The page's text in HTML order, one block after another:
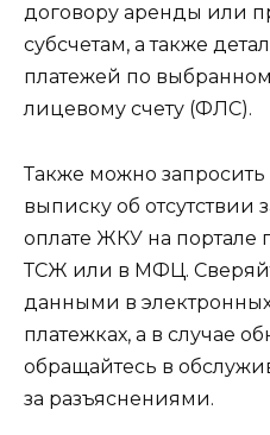
договору аренды или
субсчетам, а также
платежей по
лицевому счету (ФЛС).
Также можно
выписку об отсутствии
оплате ЖКУ на портале
ТСЖ или в МФЦ.
данными в
платежках, а в случае
обращайтесь в
за разъяснениями.